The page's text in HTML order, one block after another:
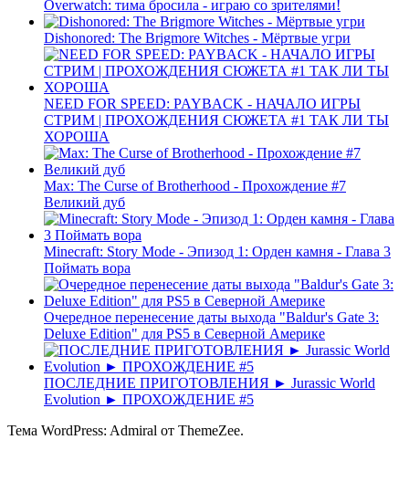
Overwatch: тима бросила - играю со зрителями!
Dishonored: The Brigmore Witches - Мёртвые угри
NEED FOR SPEED: PAYBACK - НАЧАЛО ИГРЫ
СТРИМ | ПРОХОЖДЕНИЯ СЮЖЕТА #1 ТАК ЛИ ТЫ
ХОРОША
Max: The Curse of Brotherhood - Прохождение #7
Великий дуб
Minecraft: Story Mode - Эпизод 1: Орден камня - Глава 3
Поймать вора
Очередное перенесение даты выхода "Baldur's Gate 3:
Deluxe Edition" для PS5 в Северной Америке
ПОСЛЕДНИЕ ПРИГОТОВЛЕНИЯ ► Jurassic World
Evolution ► ПРОХОЖДЕНИЕ #5
Тема WordPress: Admiral от ThemeZee.